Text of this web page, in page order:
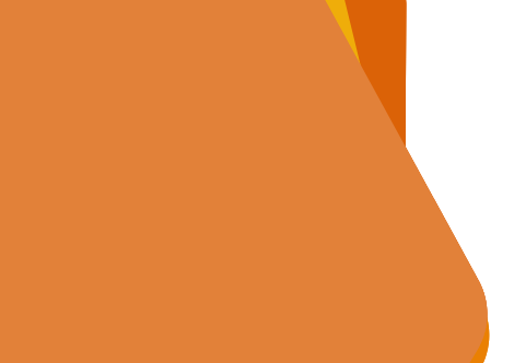
դասընթաց 5-12 տարեկանների համար:
2-ամսյա ծրագիր 8-11 տարեկանների